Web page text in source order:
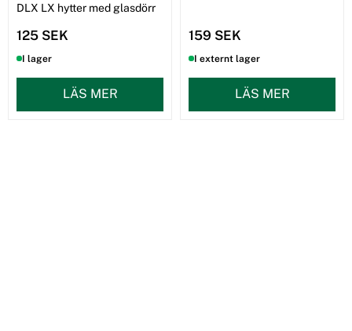
DLX LX hytter med glasdörr
125 SEK
I lager
LÄS MER
159 SEK
I externt lager
LÄS MER